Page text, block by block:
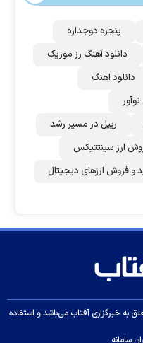
پنجره دوجداره
دانلود آهنگ رز‌ موزیک
دانلود اهنگ
ریپل در مسیر رشد
ارز سینتتیکس
و فروش ارزهای دیجیتال
خبرگزاری آفتاب می‌باشد و استفاده
سامانه